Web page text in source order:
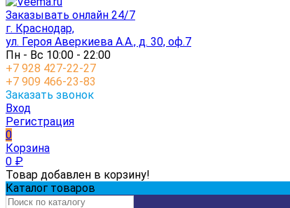
Заказывать онлайн 24/7
г. Краснодар,
ул. Героя Аверкиева А.А., д. 30, оф.7
Пн - Вс 10:00 - 22:00
+7 928 427-22-27
+7 909 466-23-83
Заказать звонок
Вход
Регистрация
0
Корзина
0 ₽
Товар добавлен в корзину!
Каталог товаров